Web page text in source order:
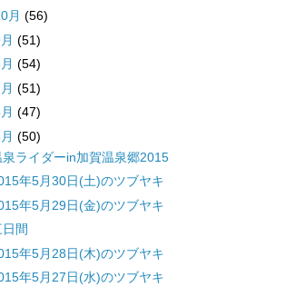
月 (56)
(51)
(54)
(51)
(47)
(50)
泉ライダーin加賀温泉郷2015
年5月30日(土)のツブヤキ
年5月29日(金)のツブヤキ
日間
年5月28日(木)のツブヤキ
年5月27日(水)のツブヤキ